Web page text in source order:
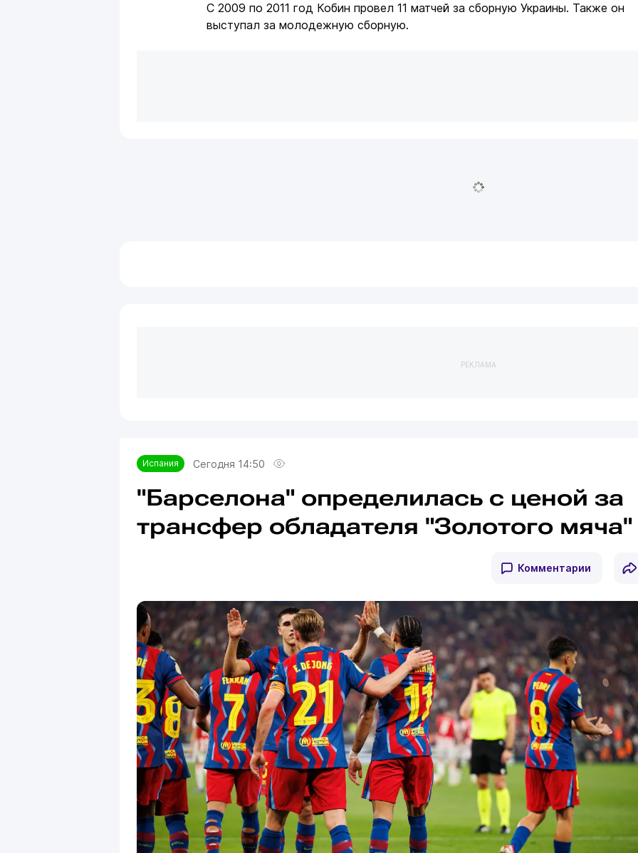
С 2009 по 2011 год Кобин провел 11 матчей за сборную Украины. Также он
выступал за молодежную сборную.
РЕКЛАМА
Испания Сегодня 14:50
"Барселона" определилась с ценой за
трансфер обладателя "Золотого мяча"
Комментарии